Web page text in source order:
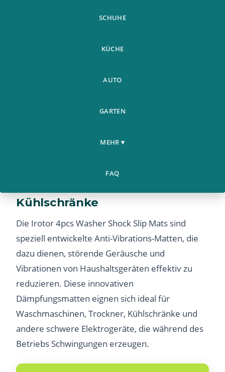
SCHUHE
KÜCHE
AUTO
GARTEN
MEHR ▾
FAQ
Vibrationsdämpfende Matten
Kühlschränke
Die Irotor 4pcs Washer Shock Slip Mats sind
speziell entwickelte Anti-Vibrations-Matten, die
dazu dienen, störende Geräusche und
Vibrationen von Haushaltsgeräten effektiv zu
reduzieren. Diese innovativen
Dämpfungsmatten eignen sich ideal für
Waschmaschinen, Trockner, Kühlschränke und
andere schwere Elektrogeräte, die während des
Betriebs Schwingungen erzeugen.